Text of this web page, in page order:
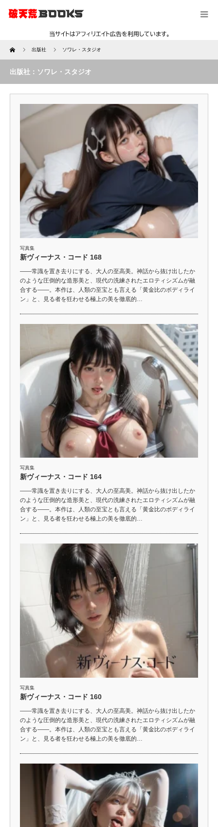
Home 出版社 ソワレ・スタジオ
出版社：ソワレ・スタジオ
写真集
新ヴィーナス・コード 168
――常識を置き去りにする、大人の至高美。神話から抜け出したか
のような圧倒的な造形美と、現代の洗練されたエロティシズムが融
合する――。本作は、人類の至宝とも言える「黄金比のボディライ
ン」と、見る者を狂わせる極上の美を徹底的…
写真集
新ヴィーナス・コード 164
――常識を置き去りにする、大人の至高美。神話から抜け出したか
のような圧倒的な造形美と、現代の洗練されたエロティシズムが融
合する――。本作は、人類の至宝とも言える「黄金比のボディライ
ン」と、見る者を狂わせる極上の美を徹底的…
写真集
新ヴィーナス・コード 160
――常識を置き去りにする、大人の至高美。神話から抜け出したか
のような圧倒的な造形美と、現代の洗練されたエロティシズムが融
合する――。本作は、人類の至宝とも言える「黄金比のボディライ
ン」と、見る者を狂わせる極上の美を徹底的…